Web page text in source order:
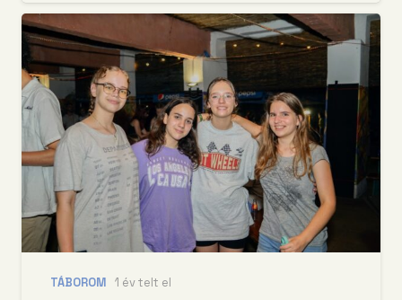
TÁBOROM 1 év telt el